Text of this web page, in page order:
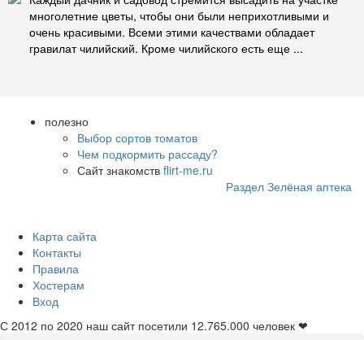
многолетние цветы, чтобы они были неприхотливыми и
очень красивыми. Всеми этими качествами обладает
гравилат чилийский. Кроме чилийского есть еще ...
полезно
Выбор сортов томатов
Чем подкормить рассаду?
Сайт знакомств flirt-me.ru
Раздел Зелёная аптека
Карта сайта
Контакты
Правила
Хостерам
Вход
С 2012 по 2020 наш сайт посетили 12.765.000 человек ❤